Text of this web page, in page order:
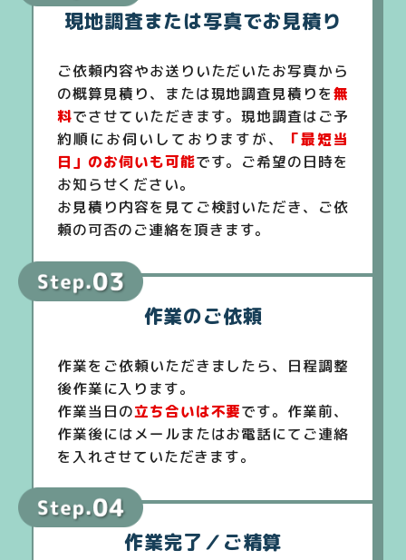
現地調査または写真でお見積り
ご依頼内容やお送りいただいたお写真から
の概算見積り、または現地調査見積りを無
料でさせていただきます。現地調査はご予
約順にお伺いしておりますが、
「最短当
日」のお伺いも可能です。ご希望の日時を
お知らせください。
お見積り内容を見てご検討いただき、ご依
頼の可否のご連絡を頂きます。
作業のご依頼
作業をご依頼いただきましたら、日程調整
後作業に入ります。
作業当日の立ち合いは不要です。作業前、
作業後にはメールまたはお電話にてご連絡
を入れさせていただきます。
作業完了／ご精算